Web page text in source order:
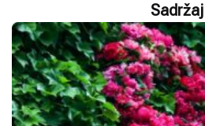
Sadržaj